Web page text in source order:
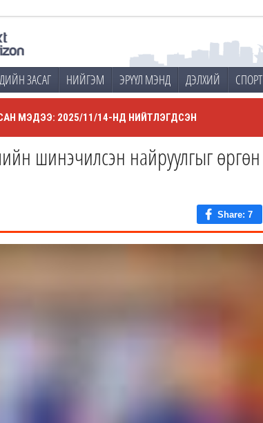
ЗАСАГ НИЙГЭМ ЭРҮҮЛ МЭНД ДЭЛХИЙ СПОРТ
МЭДЭЭ: 2025/11/14-НД НИЙТЛЭГДСЭН
шинэчилсэн найруулгыг өргөн
Share: 7